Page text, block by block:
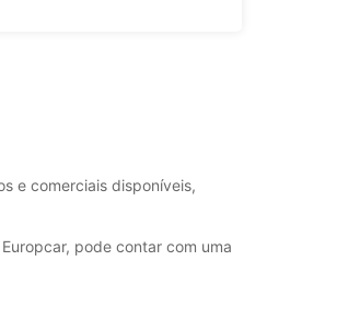
e comerciais disponíveis,
pode contar com uma